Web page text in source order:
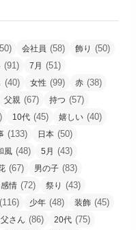
会社員 (58) 飾り (50)
(91) 7月 (51)
(40) 女性 (99) 赤 (38)
父親 (67) 持つ (57)
10代 (45) 嬉しい (40)
(133) 日本 (50)
風 (48) 5月 (43)
(67) 男の子 (83)
感情 (72) 祭り (43)
(116) 少年 (48) 装飾 (45)
さん (86) 20代 (75)